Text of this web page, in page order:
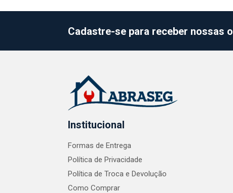
Cadastre-se para receber nossas
Institucional
Formas de Entrega
Política de Privacidade
Política de Troca e Devolução
Como Comprar